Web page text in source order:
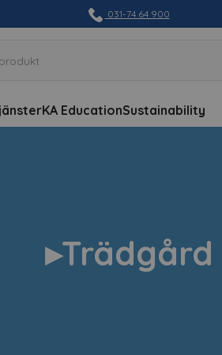
031-74 64 900
KA EducationSustainability
▸Trädgård